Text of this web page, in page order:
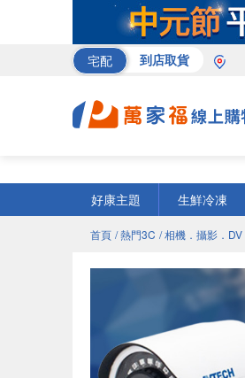
宅配 到店取貨
好康主題
生鮮冷凍
首頁 / 熱門3C / 相機．攝影．DV